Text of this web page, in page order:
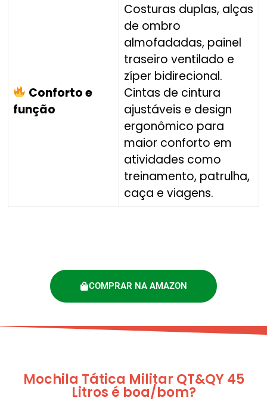
Conforto e
função
Costuras duplas, alças
de ombro
almofadadas, painel
traseiro ventilado e
zíper bidirecional.
Cintas de cintura
ajustáveis e design
ergonômico para
maior conforto em
atividades como
treinamento, patrulha,
caça e viagens.
COMPRAR NA AMAZON
Mochila Tática Militar QT&QY 45
Litros é boa/bom?